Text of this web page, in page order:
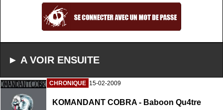
► A VOIR ENSUITE
CHRONIQUE 15-02-2009
KOMANDANT COBRA - Baboon Qu4tre